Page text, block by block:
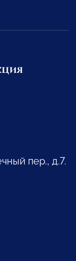
пер., д.7.